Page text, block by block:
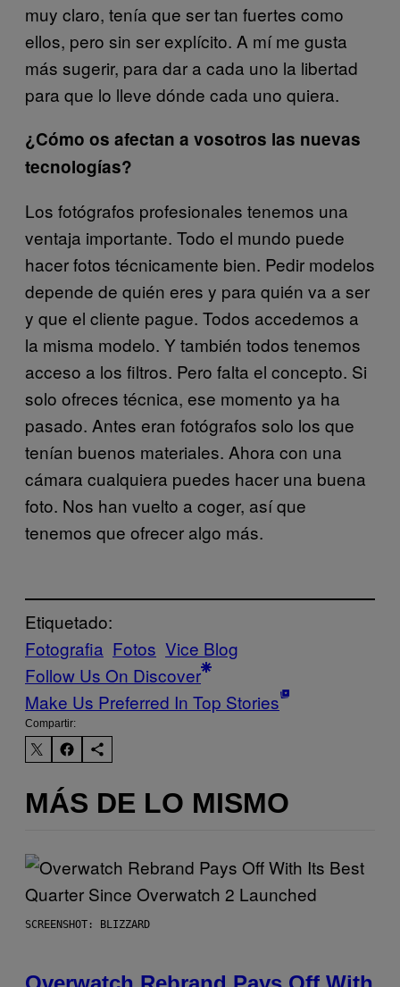
muy claro, tenía que ser tan fuertes como
ellos, pero sin ser explícito. A mí me gusta
más sugerir, para dar a cada uno la libertad
para que lo lleve dónde cada uno quiera.
¿Cómo os afectan a vosotros las nuevas
tecnologías?
Los fotógrafos profesionales tenemos una
ventaja importante. Todo el mundo puede
hacer fotos técnicamente bien. Pedir modelos
depende de quién eres y para quién va a ser
y que el cliente pague. Todos accedemos a
la misma modelo. Y también todos tenemos
acceso a los filtros. Pero falta el concepto. Si
solo ofreces técnica, ese momento ya ha
pasado. Antes eran fotógrafos solo los que
tenían buenos materiales. Ahora con una
cámara cualquiera puedes hacer una buena
foto. Nos han vuelto a coger, así que
tenemos que ofrecer algo más.
Etiquetado:
Fotografia Fotos Vice Blog
Follow Us On Discover
Make Us Preferred In Top Stories
Compartir:
MÁS DE LO MISMO
SCREENSHOT: BLIZZARD